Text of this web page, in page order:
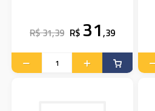
R$ 31,39 R$ 31,39